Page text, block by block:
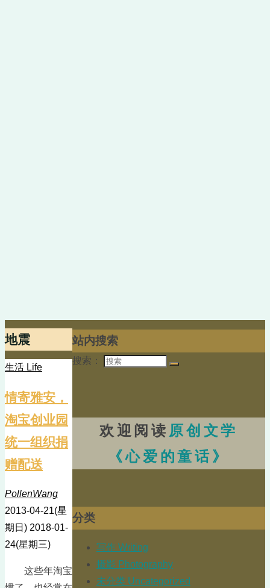
地震
生活 Life
情寄雅安，
淘宝创业园
统一组织捐
赠配送
PollenWang
2013-04-21(星
期日) 2018-01-
24(星期三)
这些年淘宝
站内搜索
搜索：
欢迎阅读 原创文学
《心爱的童话》
分类
写作 Writing
摄影 Photography
未分类 Uncategorized